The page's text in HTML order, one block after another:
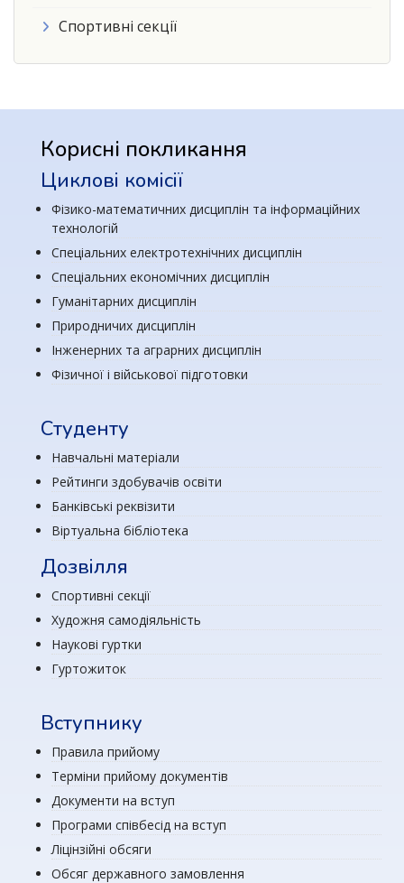
Спортивні секції
Корисні покликання
Циклові комісії
Фізико-математичних дисциплін та інформаційних
технологій
Спеціальних електротехнічних дисциплін
Спеціальних економічних дисциплін
Гуманітарних дисциплін
Природничих дисциплін
Інженерних та аграрних дисциплін
Фізичної і військової підготовки
Студенту
Навчальні матеріали
Рейтинги здобувачів освіти
Банківські реквізити
Віртуальна бібліотека
Дозвілля
Спортивні секції
Художня самодіяльність
Наукові гуртки
Гуртожиток
Вступнику
Правила прийому
Терміни прийому документів
Документи на вступ
Програми співбесід на вступ
Ліцінзійні обсяги
Обсяг державного замовлення